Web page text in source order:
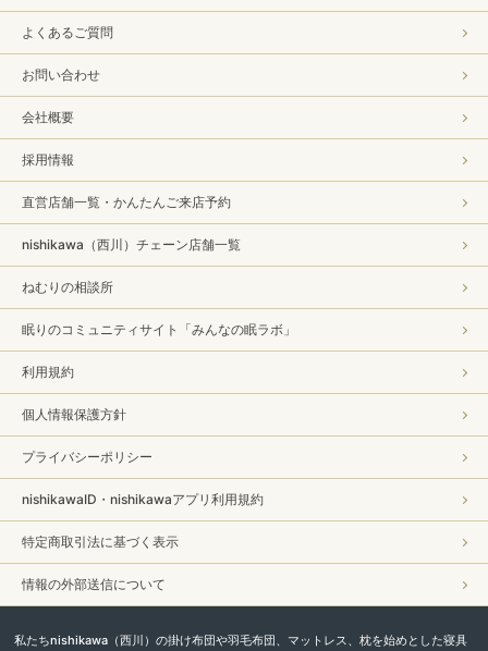
よくあるご質問
お問い合わせ
会社概要
採用情報
直営店舗一覧・かんたんご来店予約
nishikawa（西川）チェーン店舗一覧
ねむりの相談所
眠りのコミュニティサイト「みんなの眠ラボ」
利用規約
個人情報保護方針
プライバシーポリシー
nishikawaID・nishikawaアプリ利用規約
特定商取引法に基づく表示
情報の外部送信について
私たちnishikawa（西川）の掛け布団や羽毛布団、マットレス、枕を始めとした寝具